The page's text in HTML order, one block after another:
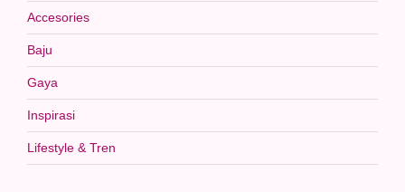
Accesories
Baju
Gaya
Inspirasi
Lifestyle & Tren